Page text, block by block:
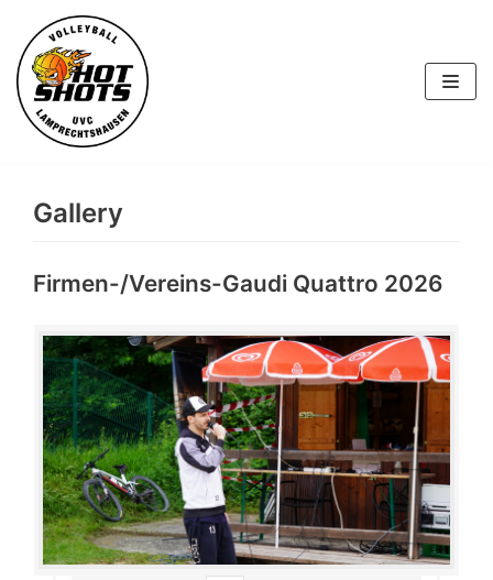
Skip
to
content
Gallery
Firmen-/Vereins-Gaudi Quattro 2026